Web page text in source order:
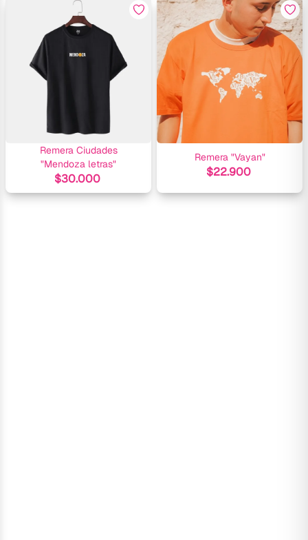
Remera Ciudades
"Mendoza letras"
$30.000
Remera "Vayan"
$22.900